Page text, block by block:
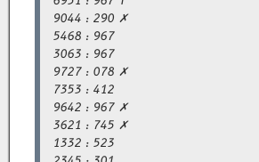
9044 : 290 ✗
5468 : 967
3063 : 967
9727 : 078 ✗
7353 : 412
9642 : 967 ✗
3621 : 745 ✗
1332 : 523